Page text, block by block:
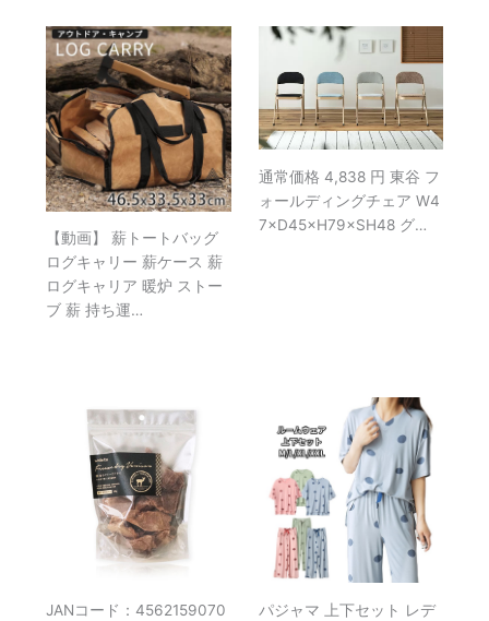
【動画】 薪トートバッグ
ログキャリー 薪ケース 薪
ログキャリア 暖炉 ストー
ブ 薪 持ち運…
通常価格 4,838 円 東谷 フ
ォールディングチェア W4
7×D45×H79×SH48 グ…
JANコード：4562159070
パジャマ 上下セット レデ